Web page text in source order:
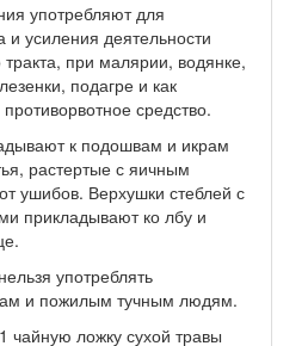
употребляют для
и усиления деятельности
при малярии, водянке,
подагре и как
средство.
к подошвам и икрам
растертые с яичным
ушибов. Верхушки стеблей с
прикладывают ко лбу и
употреблять
и пожилым тучным людям.
ложку сухой травы